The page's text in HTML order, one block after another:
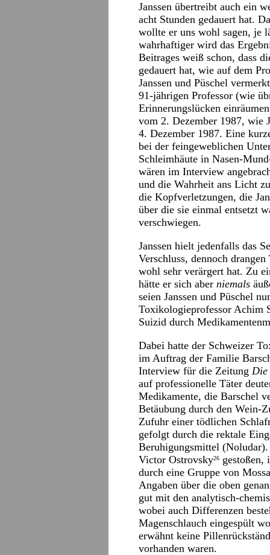
Janssen übertreibt auch ein
acht Stunden gedauert hat.
wollte er uns wohl sagen, je
wahrhaftiger wird das
Beitrages weiß schon, dass
gedauert hat, wie auf dem
Janssen und Püschel
91-jährigen Professor (wie
Erinnerungslücken
vom 2. Dezember 1987, wie
4. Dezember 1987. Eine
bei der feingeweblichen
Schleimhäute in Nasen-
wären im Interview
und die Wahrheit ans Licht
die Kopfverletzungen, die
über die sie einmal entsetzt
verschwiegen.
Janssen hielt jedenfalls das
Verschluss, dennoch
wohl sehr verärgert hat. Zu
hätte er sich aber niemals
seien Janssen und Püschel
Toxikologieprofessor Achim
Suizid durch
Dabei hatte der Schweizer
im Auftrag der Familie
Interview für die Zeitung Die
auf professionelle Täter
Medikamente, die Barschel
Betäubung durch den Wein-
Zufuhr einer tödlichen
gefolgt durch die rektale
Beruhigungsmittel
Victor Ostrovsky26 gestoßen,
durch eine Gruppe von
Angaben über die oben
gut mit den analytisch-
wobei auch Differenzen
Magenschlauch eingespült
erwähnt keine
vorhanden waren.